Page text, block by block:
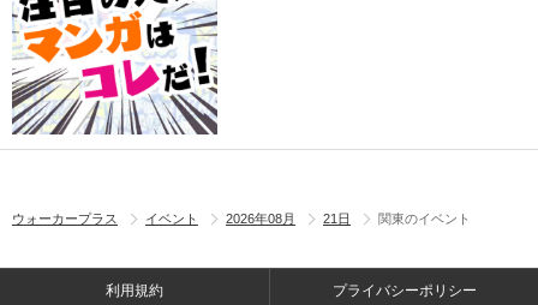
ウォーカープラス イベント 2026年08月 21日 関東のイベント
利用規約 プライバシーポリシー